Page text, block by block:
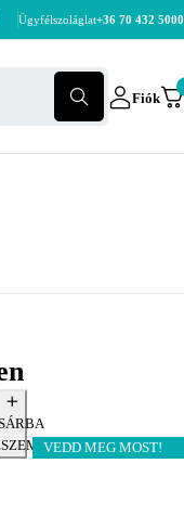
Ügyfélszoláglat+36 70 432 5000
Fiók
VEDD MEG MOST!